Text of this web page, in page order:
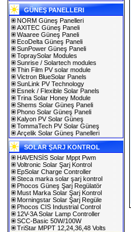
GÜNEŞ PANELLERI
NORM Güneş Panelleri
AXITEC Güneş Paneli
Waaree Güneş Paneli
EcoDelta Güneş Paneli
SunPower Güneş Paneli
TopraySolar Modules
Sunrise / Solartech modules
Thin Film PV solar module
Victron BlueSolar Panels
SunLink PV Technology
Esnek / Flexible Solar Panels
Trina Solar Honey Module
Shems Solar Güneş Paneli
Phono Solar Güneş Paneli
Kalyon PV Solar Güneş
TommaTech PV Solar Güneş
Arçelik Solar Güneş Panelleri
SOLAR ŞARJ KONTROL
HAVENSİS Solar Mppt Pwm
Voltronic Solar Şarj Kontrol
EpSolar Charge Controller
Steca marka solar şarj kontrol
Phocos Güneş Şarj Regülatör
Must Marka Solar Şarj Kontrol
Morningstar Solar Şarj Regüle
Phocos CIS Industrial Control
12V-3A Solar Lamp Controller
SCC-Basic 50W/100W
TriStar MPPT 12,24,36,48 Volts